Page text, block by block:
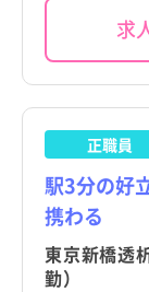
求
正職員
駅3分の好
携わる
東京新橋透
勤）